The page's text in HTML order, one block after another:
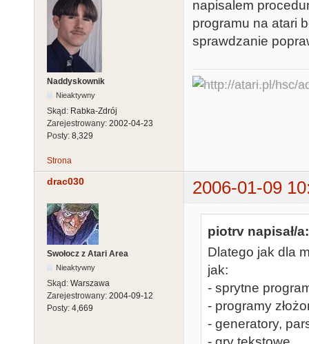
Naddyskownik
Nieaktywny
Skąd: Rabka-Zdrój
Zarejestrowany: 2002-04-23
Posty: 8,329
napisalem
programu na atari
sprawdzanie
Strona
drac030 2006-01-09
Swołocz z Atari Area
Nieaktywny
Skąd: Warszawa
Zarejestrowany: 2004-09-12
Posty: 4,669
piotrv napisał/a:
Dlatego jak dla
jak:
- sprytne
- programy
- generatory,